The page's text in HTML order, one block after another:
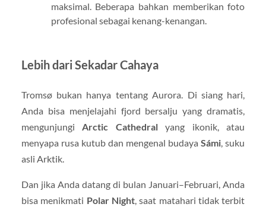
maksimal. Beberapa bahkan memberikan foto
profesional sebagai kenang-kenangan.
Lebih dari Sekadar Cahaya
Tromsø bukan hanya tentang Aurora. Di siang hari,
Anda bisa menjelajahi fjord bersalju yang dramatis,
mengunjungiArctic Cathedralyang ikonik, atau
menyapa rusa kutub dan mengenal budayaSámi, suku
asli Arktik.
Dan jika Anda datang di bulan Januari–Februari, Anda
bisa menikmati Polar Night, saat matahari tidak terbit